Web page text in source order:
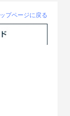
プページに戻る